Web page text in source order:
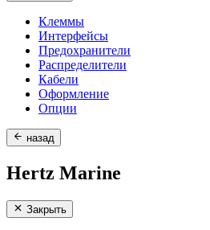
Клеммы
Интерфейсы
Предохранители
Распределители
Кабели
Оформление
Опции
назад
Hertz Marine
Закрыть